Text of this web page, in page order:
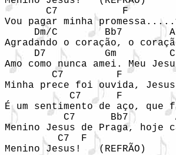
C7           F
Vou pagar minha
Dm/C        Bb7
Agradando o coração, o
D7          Gm
Amo como nunca amei. Meu
C7         F
Minha prece foi ouvida,
C7      F
É um sentimento de aço,
C7      Bb7
Menino Jesus de Praga,
         C7  F
Menino Jesus!   (REFRÃO)